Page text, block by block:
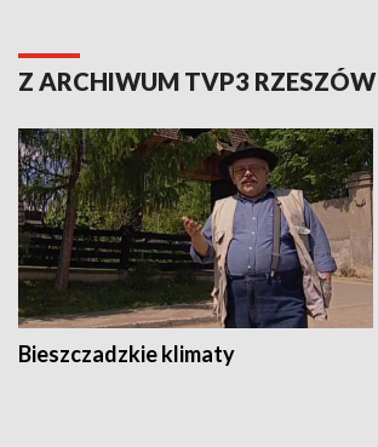
Z ARCHIWUM TVP3 RZESZÓW
Bieszczadzkie klimaty